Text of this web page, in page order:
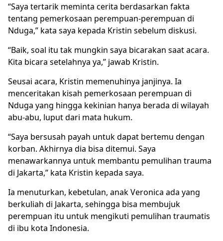
“Saya tertarik meminta cerita berdasarkan fakta
tentang pemerkosaan perempuan-perempuan di
Nduga,” kata saya kepada Kristin sebelum diskusi.
“Baik, soal itu tak mungkin saya bicarakan saat acara.
Kita bicara setelahnya ya,” jawab Kristin.
Seusai acara, Kristin memenuhinya janjinya. Ia
menceritakan kisah pemerkosaan perempuan di
Nduga yang hingga kekinian hanya berada di wilayah
abu-abu, luput dari mata hukum.
“Saya bersusah payah untuk dapat bertemu dengan
korban. Akhirnya dia bisa ditemui. Saya
menawarkannya untuk membantu pemulihan trauma
di Jakarta,” kata Kristin kepada saya.
Ia menuturkan, kebetulan, anak Veronica ada yang
berkuliah di Jakarta, sehingga bisa membujuk
perempuan itu untuk mengikuti pemulihan traumatis
di ibu kota Indonesia.